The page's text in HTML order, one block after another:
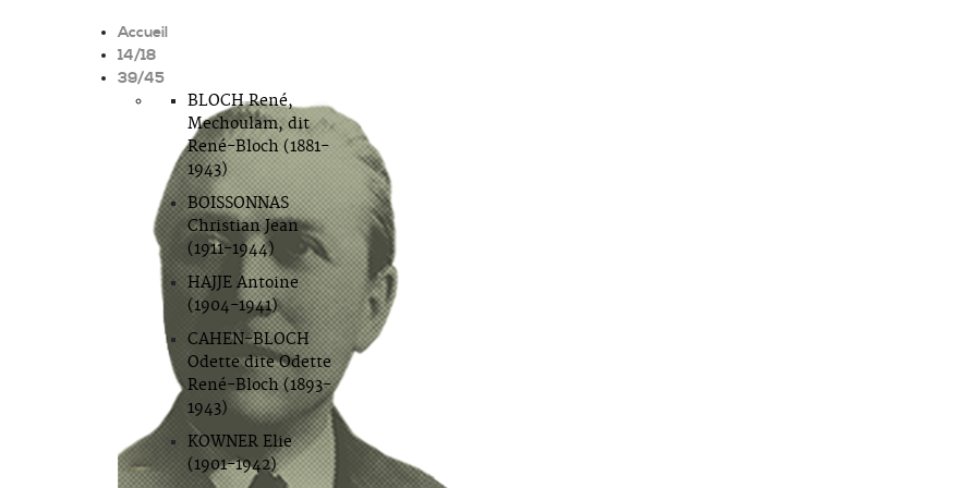
Accueil
14/18
39/45
BLOCH René,
Mechoulam, dit
René-Bloch (1881-
1943)
BOISSONNAS
Christian Jean
(1911-1944)
HAJJE Antoine
(1904-1941)
CAHEN-BLOCH
Odette dite Odette
René-Bloch (1893-
1943)
KOWNER Elie
(1901-1942)